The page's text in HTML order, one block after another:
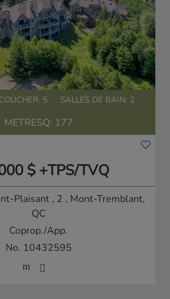
5 SALLES DE BAIN: 2
METRESQ: 177
$ +TPS/TVQ
Plaisant , 2 , Mont-Tremblant,
QC
Coprop./App.
No. 10432595